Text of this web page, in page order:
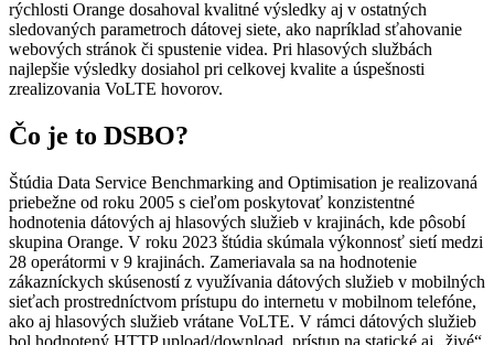
rýchlosti Orange dosahoval kvalitné výsledky aj v ostatných
sledovaných parametroch dátovej siete, ako napríklad sťahovanie
webových stránok či spustenie videa. Pri hlasových službách
najlepšie výsledky dosiahol pri celkovej kvalite a úspešnosti
zrealizovania VoLTE hovorov.
Čo je to DSBO?
Štúdia Data Service Benchmarking and Optimisation je realizovaná
priebežne od roku 2005 s cieľom poskytovať konzistentné
hodnotenia dátových aj hlasových služieb v krajinách, kde pôsobí
skupina Orange. V roku 2023 štúdia skúmala výkonnosť sietí medzi
28 operátormi v 9 krajinách. Zameriavala sa na hodnotenie
zákazníckych skúseností z využívania dátových služieb v mobilných
sieťach prostredníctvom prístupu do internetu v mobilnom telefóne,
ako aj hlasových služieb vrátane VoLTE. V rámci dátových služieb
bol hodnotený HTTP upload/download, prístup na statické aj „živé“